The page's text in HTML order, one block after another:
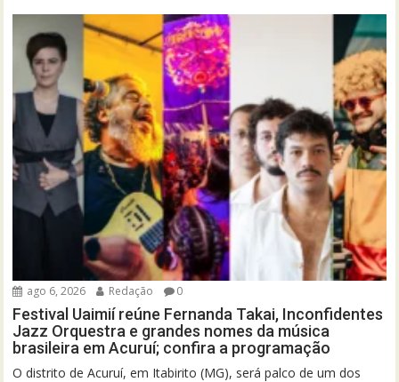
ago 6, 2026 Redação 0
Festival Uaimií reúne Fernanda Takai, Inconfidentes
Jazz Orquestra e grandes nomes da música
brasileira em Acuruí; confira a programação
O distrito de Acuruí, em Itabirito (MG), será palco de um dos